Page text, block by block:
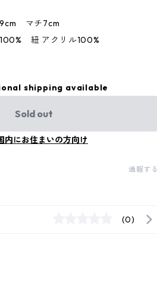
マチ7cm
100% 紐 アクリル100%
shipping available
Sold out
内にお住まいの方向け
通報する
(0)